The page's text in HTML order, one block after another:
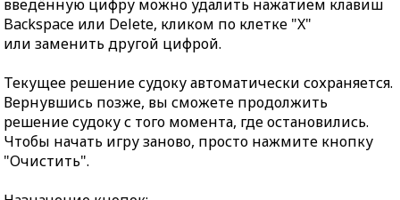
введённую цифру можно удалить нажатием клавиш
Backspace или Delete, кликом по клетке "X"
или заменить другой цифрой.
Текущее решение судоку автоматически сохраняется.
Вернувшись позже, вы сможете продолжить
решение судоку с того момента, где остановились.
Чтобы начать игру заново, просто нажмите кнопку
"Очистить".